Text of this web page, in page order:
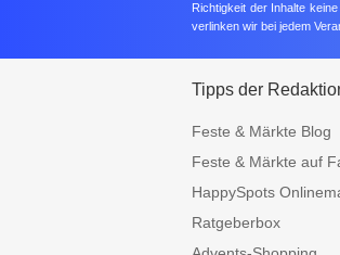
Richtigkeit der Inhalte
verlinken wir bei jedem
Tipps der
Feste & Märkte Blog
Feste & Märkte auf
HappySpots
Ratgeberbox